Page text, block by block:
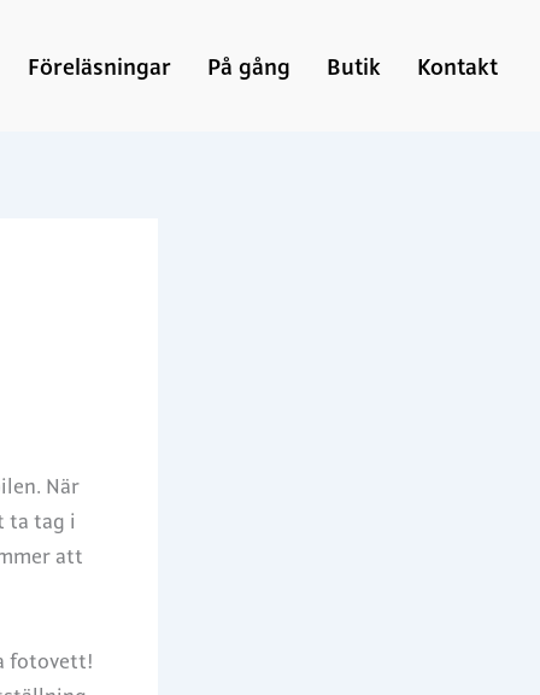
Föreläsningar På gång Butik Kontakt
När
ta tag i
att
fotovett!